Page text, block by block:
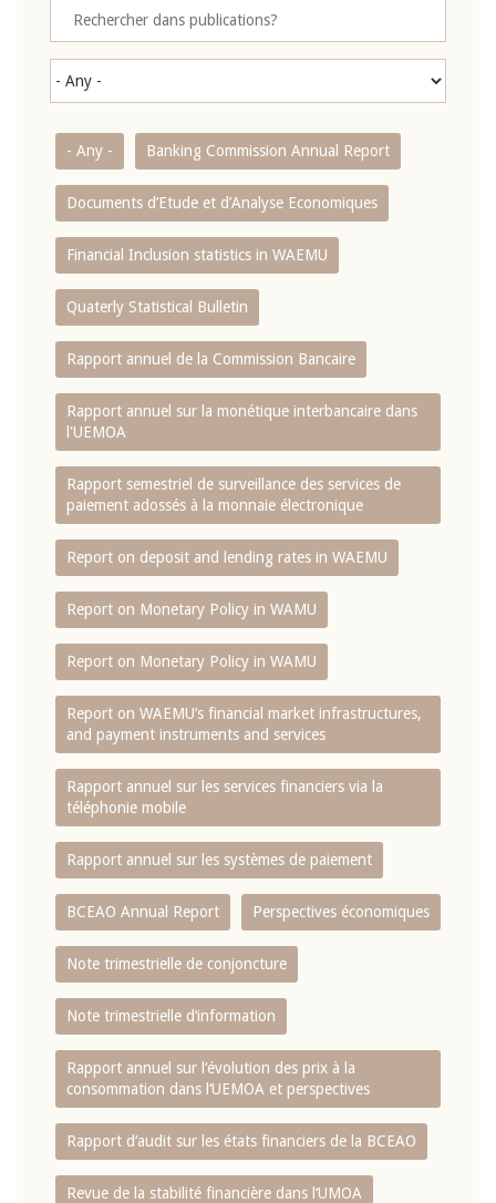
- Any - Banking Commission Annual Report
Documents d’Etude et d’Analyse Economiques
Financial Inclusion statistics in WAEMU
Quaterly Statistical Bulletin
Rapport annuel de la Commission Bancaire
Rapport annuel sur la monétique interbancaire dans
l'UEMOA
Rapport semestriel de surveillance des services de
paiement adossés à la monnaie électronique
Report on deposit and lending rates in WAEMU
Report on Monetary Policy in WAMU
Report on Monetary Policy in WAMU
Report on WAEMU’s financial market infrastructures,
and payment instruments and services
Rapport annuel sur les services financiers via la
téléphonie mobile
Rapport annuel sur les systèmes de paiement
BCEAO Annual Report Perspectives économiques
Note trimestrielle de conjoncture
Note trimestrielle d‘information
Rapport annuel sur l‘évolution des prix à la
consommation dans l‘UEMOA et perspectives
Rapport d‘audit sur les états financiers de la BCEAO
Revue de la stabilité financière dans l‘UMOA